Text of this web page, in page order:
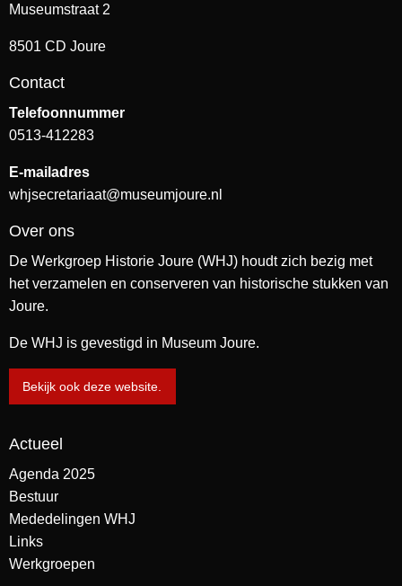
Museumstraat 2
8501 CD Joure
Contact
Telefoonnummer
0513-412283
E-mailadres
whjsecretariaat@museumjoure.nl
Over ons
De Werkgroep Historie Joure (WHJ) houdt zich bezig met
het verzamelen en conserveren van historische stukken van
Joure.
De WHJ is gevestigd in Museum Joure.
Bekijk ook deze website.
Actueel
Agenda 2025
Bestuur
Mededelingen WHJ
Links
Werkgroepen